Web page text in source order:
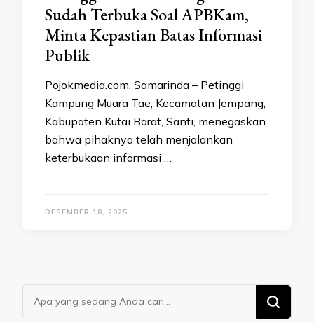
Sudah Terbuka Soal APBKam,
Minta Kepastian Batas Informasi
Publik
Pojokmedia.com, Samarinda – Petinggi
Kampung Muara Tae, Kecamatan Jempang,
Kabupaten Kutai Barat, Santi, menegaskan
bahwa pihaknya telah menjalankan
keterbukaan informasi …
DESEMBER 18, 2025
Mencari
Sesuatu?